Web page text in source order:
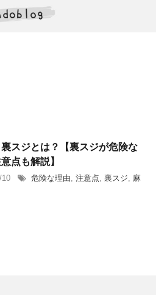
裏スジとは？【裏スジが危険な
点も解説】
10 危険な理由, 注意点, 裏スジ, 麻